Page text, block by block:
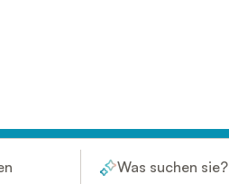
Was suchen sie?